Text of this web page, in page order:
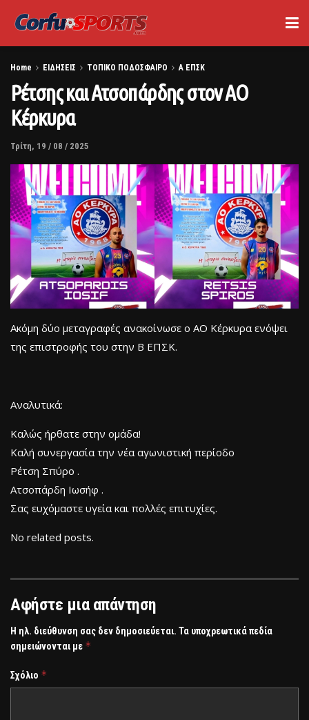
Home ΕΙΔΗΣΕΙΣ ΤΟΠΙΚΟ ΠΟΔΟΣΦΑΙΡΟ Α ΕΠΣΚ
Ρέτσης και Ατσοπάρδης στον ΑΟ
Κέρκυρα
Τρίτη, 19 / 08 / 2025
Ακόμη δύο μεταγραφές ανακοίνωσε ο ΑΟ Κέρκυρα ενόψει
της επιστροφής του στην Β ΕΠΣΚ.
Αναλυτικά:
Καλώς ήρθατε στην ομάδα!
Καλή συνεργασία την νέα αγωνιστική περίοδο
Ρέτση Σπύρο .
Ατσοπάρδη Ιωσήφ .
Σας ευχόμαστε υγεία και πολλές επιτυχίες.
No related posts.
Αφήστε μια απάντηση
Η ηλ. διεύθυνση σας δεν δημοσιεύεται. Τα υποχρεωτικά πεδία
σημειώνονται με *
Σχόλιο *